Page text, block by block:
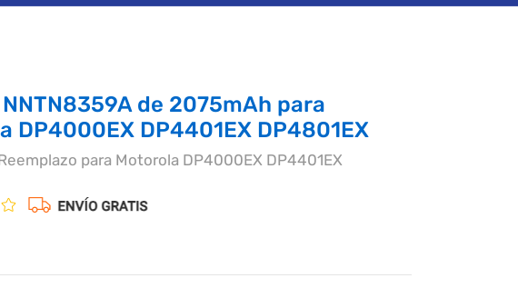
de 2075mAh para
DP4000EX DP4401EX DP4801EX
para Motorola DP4000EX DP4401EX